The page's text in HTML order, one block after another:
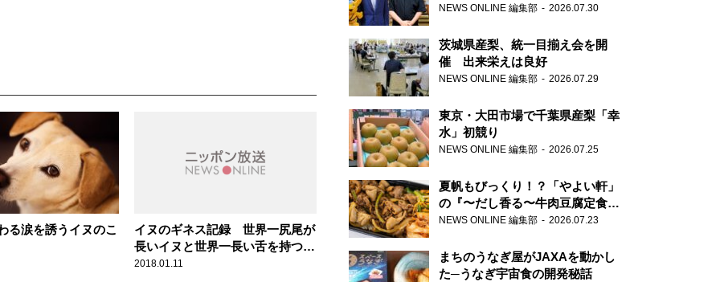
る涙を誘うイヌのこ
イヌのギネス記録 世界一尻尾が
長いイヌと世界一長い舌を持つイ
ヌ
2018.01.11
害者・加害者・警視庁が語るトク
NEWS ONLINE 編集部 2026.07.30
茨城県産梨、統一目揃え会を開
催 出来栄えは良好
NEWS ONLINE 編集部 2026.07.29
東京・大田市場で千葉県産梨「幸
水」初競り
NEWS ONLINE 編集部 2026.07.25
夏帆もびっくり！？「やよい軒」
の『〜だし香る〜牛肉豆腐定食』
が香り高すぎる
NEWS ONLINE 編集部 2026.07.23
まちのうなぎ屋がJAXAを動かし
た─うなぎ宇宙食の開発秘話